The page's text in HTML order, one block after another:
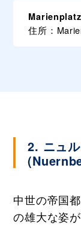
住所：
2. ニュ
中世の帝国
の雄大な姿